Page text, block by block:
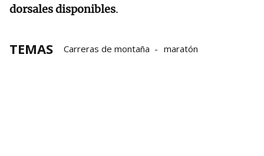
dorsales disponibles.
TEMAS Carreras de montaña maratón